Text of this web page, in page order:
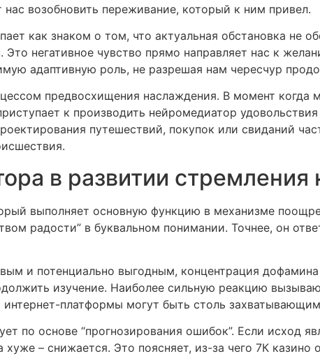
возобновить переживание, который к ним привел.
как знаком о том, что актуальная обстановка не
Это негативное чувство прямо направляет нас к
адаптивную роль, не разрешая нам чересчур
предвосхищения наслаждения. В момент когда
к производить нейромедиатор
путешествий, покупок или свиданий
в развитии
выполняет основную функцию в механизме
радости” в буквальном понимании. Точнее, он
и потенциально выгодным, концентрация
изучение. Наиболее сильную реакцию
интернет-платформы могут быть столь
по основе “прогнозирования ошибок”. Если исход
хуже – снижается. Это поясняет, из-за чего 7К